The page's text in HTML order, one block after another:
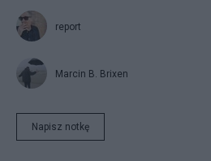
report
Marcin B. Brixen
Napisz notkę